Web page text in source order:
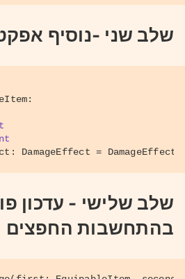
שלב שני -נוסיף
:
DamageEffect =
שלב שלישי - עדכון
בהתחשבות החפצים